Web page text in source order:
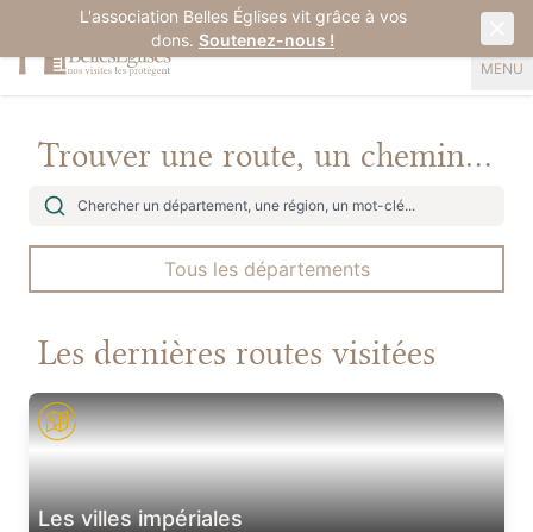
L'association Belles Églises vit grâce à vos
dons. Soutenez-nous !
MENU
Trouver une route, un chemin...
Les dernières routes visitées
Les villes impériales